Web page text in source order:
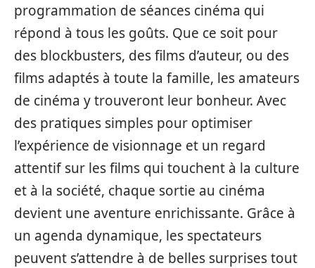
programmation de séances cinéma qui
répond à tous les goûts. Que ce soit pour
des blockbusters, des films d’auteur, ou des
films adaptés à toute la famille, les amateurs
de cinéma y trouveront leur bonheur. Avec
des pratiques simples pour optimiser
l’expérience de visionnage et un regard
attentif sur les films qui touchent à la culture
et à la société, chaque sortie au cinéma
devient une aventure enrichissante. Grâce à
un agenda dynamique, les spectateurs
peuvent s’attendre à de belles surprises tout